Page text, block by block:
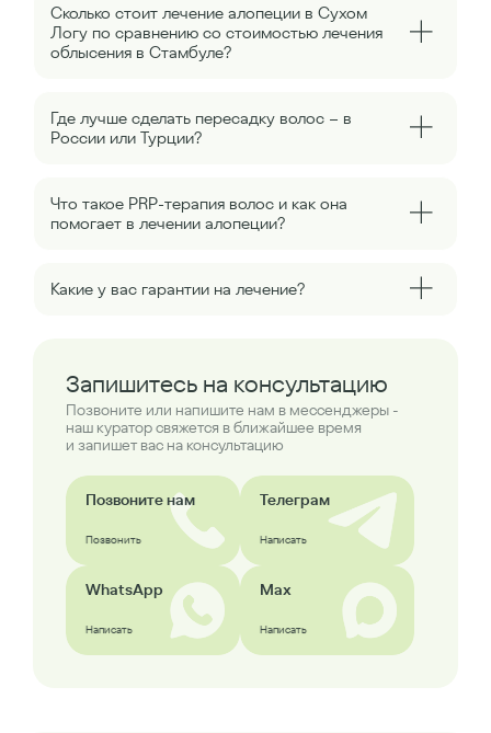
Сколько стоит лечение алопеции в Сухом
Логу по сравнению со стоимостью лечения
облысения в Стамбуле?
Где лучше сделать пересадку волос – в
России или Турции?
Что такое PRP-терапия волос и как она
помогает в лечении алопеции?
Какие у вас гарантии на лечение?
Запишитесь на консультацию
Позвоните или напишите нам в мессенджеры -
наш куратор свяжется в ближайшее время
и запишет вас на консультацию
Позвоните нам
Позвонить
Телеграм
Написать
WhatsApp
Написать
Max
Написать